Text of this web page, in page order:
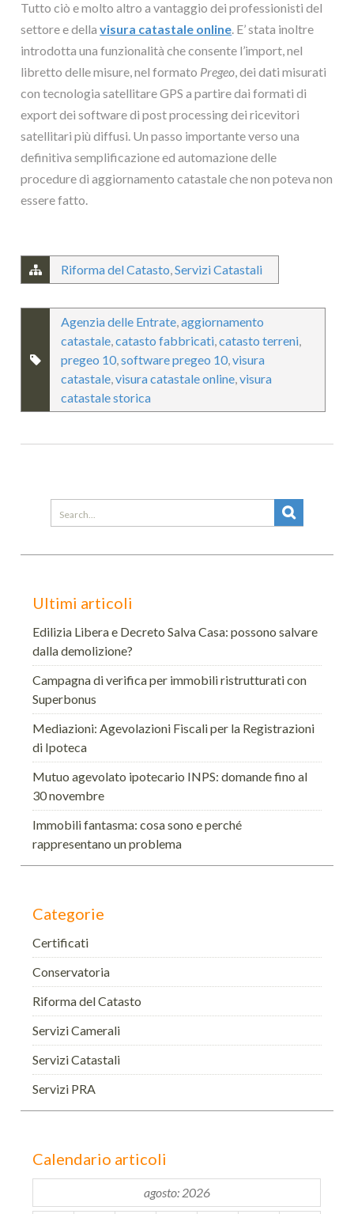
Tutto ciò e molto altro a vantaggio dei professionisti del
settore e dellavisura catastale online. E’ stata inoltre
introdotta una funzionalità che consente l’import, nel
libretto delle misure, nel formato Pregeo, dei dati misurati
con tecnologia satellitare GPS a partire dai formati di
export dei software di post processing dei ricevitori
satellitari più diffusi. Un passo importante verso una
definitiva semplificazione ed automazione delle
procedure di aggiornamento catastale che non poteva non
essere fatto.
Riforma del Catasto,Servizi Catastali
Agenzia delle Entrate,aggiornamento
catastale,catasto fabbricati,catasto terreni,
pregeo 10,software pregeo 10,visura
catastale,visura catastale online,visura
catastale storica
Search
for:
Ultimi articoli
Edilizia Libera e Decreto Salva Casa: possono salvare
dalla demolizione?
Campagna di verifica per immobili ristrutturati con
Superbonus
Mediazioni: Agevolazioni Fiscali per la Registrazioni
di Ipoteca
Mutuo agevolato ipotecario INPS: domande fino al
30 novembre
Immobili fantasma: cosa sono e perché
rappresentano un problema
Categorie
Certificati
Conservatoria
Riforma del Catasto
Servizi Camerali
Servizi Catastali
Servizi PRA
Calendario articoli
agosto: 2026